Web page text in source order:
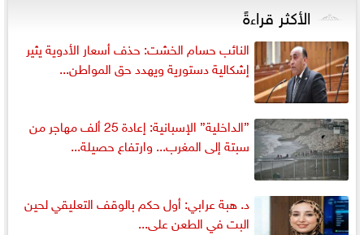
الأكثر قراءةً
النائب حسام الخشت: حذف أسعار الأدوية يثير
إشكالية دستورية ويهدد حق المواطن...
”الداخلية” الإسبانية: إعادة 25 ألف مهاجر من
سبتة إلى المغرب... وارتفاع حصيلة...
د. هبة عرابي: أول حكم بالوقف التعليقي لحين
البت في الطعن على...